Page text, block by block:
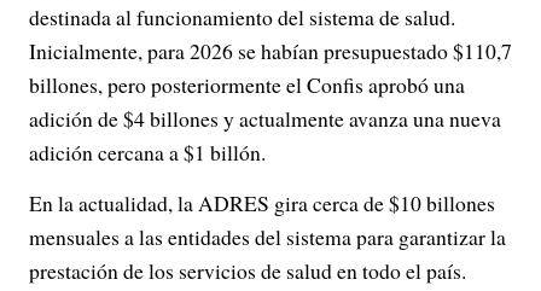
destinada al funcionamiento del sistema de salud.
Inicialmente, para 2026 se habían presupuestado $110,7
billones, pero posteriormente el Confis aprobó una
adición de $4 billones y actualmente avanza una nueva
adición cercana a $1 billón.
En la actualidad, la ADRES gira cerca de $10 billones
mensuales a las entidades del sistema para garantizar la
prestación de los servicios de salud en todo el país.